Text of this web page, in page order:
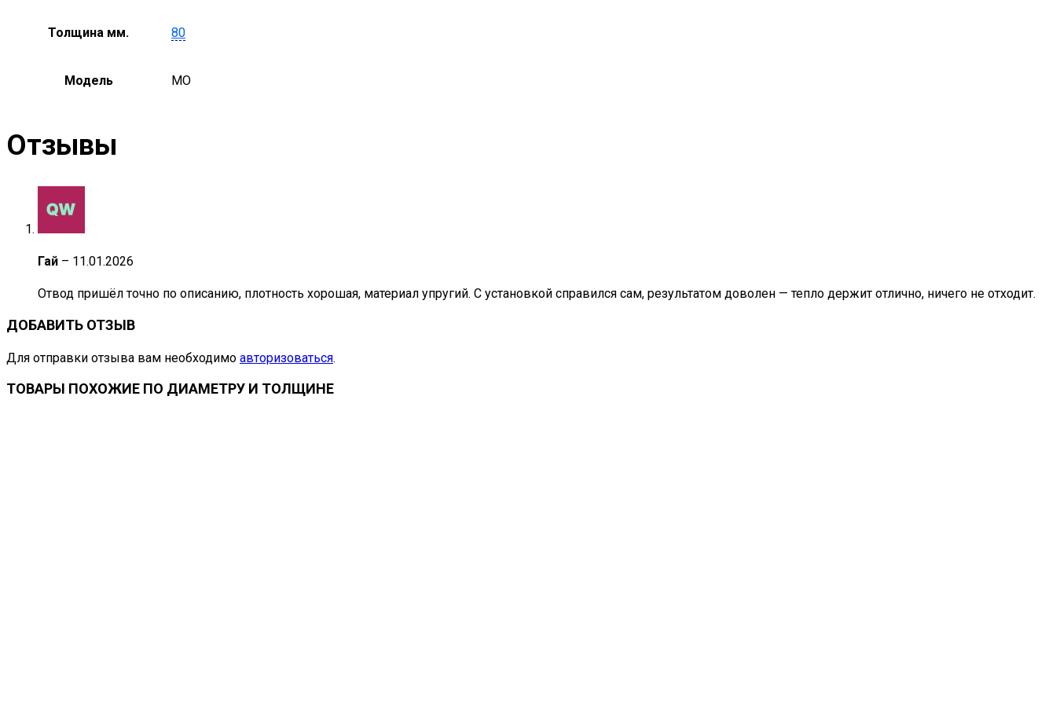
Толщина мм. 80
Модель MO
Отзывы
Гай – 11.01.2026
Отвод пришёл точно по описанию, плотность хорошая, материал упругий. С установкой справился сам, результатом доволен — тепло держит отлично, ничего не отходит.
ДОБАВИТЬ ОТЗЫВ
Для отправки отзыва вам необходимо авторизоваться.
ТОВАРЫ ПОХОЖИЕ ПО ДИАМЕТРУ И ТОЛЩИНЕ